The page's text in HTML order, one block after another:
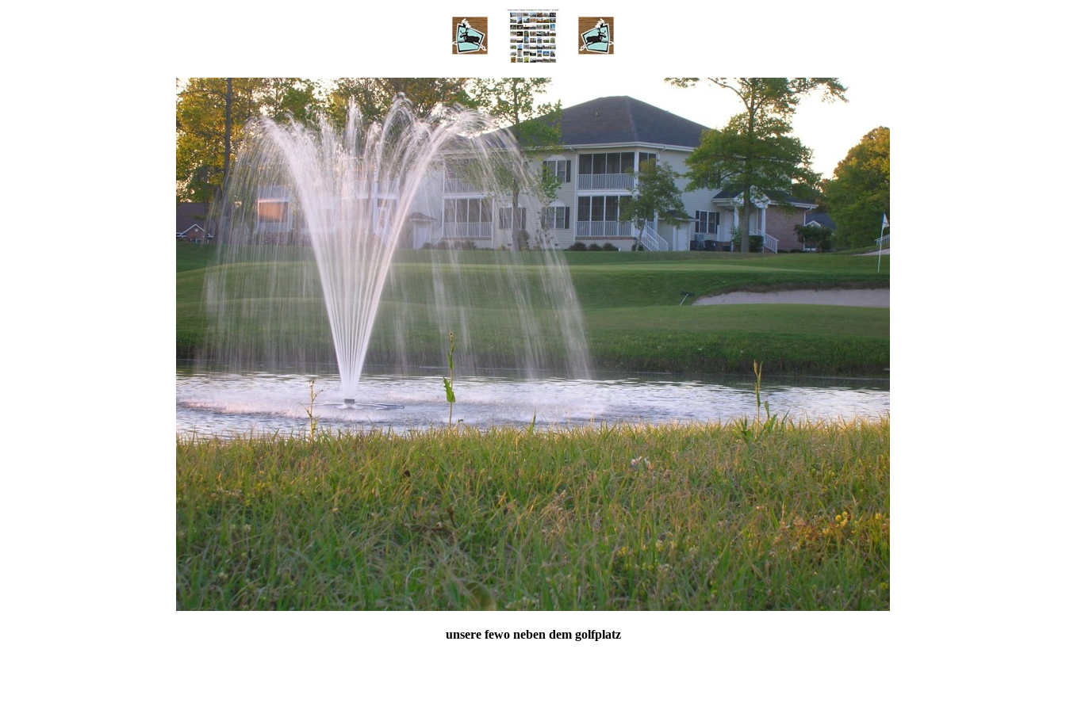
unsere fewo neben dem golfplatz